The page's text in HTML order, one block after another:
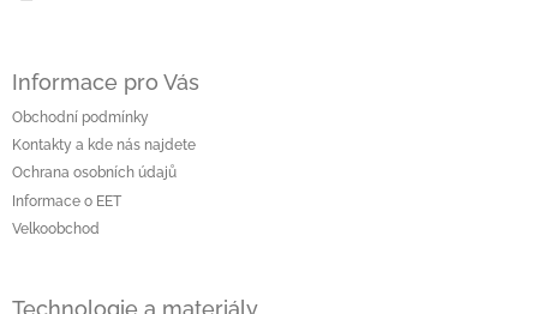
Informace pro Vás
Obchodní podmínky
Kontakty a kde nás najdete
Ochrana osobních údajů
Informace o EET
Velkoobchod
Technologie a materiály